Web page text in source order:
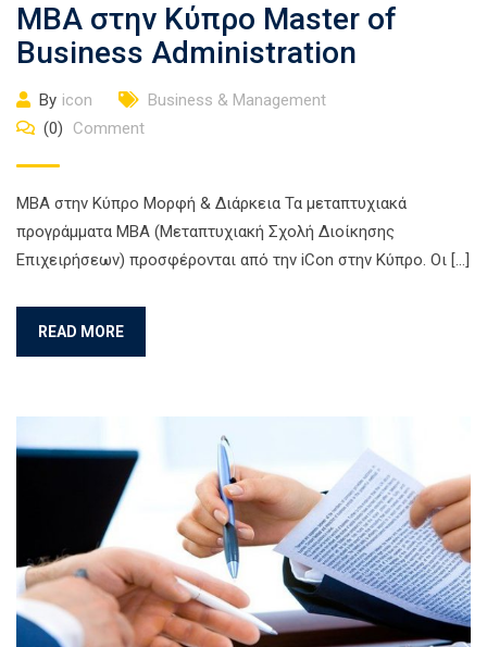
MBA στην Κύπρο Master of
Business Administration
By icon
Business & Management
(0)
Comment
ΜΒΑ στην Κύπρο Μορφή & Διάρκεια Τα μεταπτυχιακά
προγράμματα MBA (Μεταπτυχιακή Σχολή Διοίκησης
Επιχειρήσεων) προσφέρονται από την iCon στην Κύπρο. Οι […]
READ MORE